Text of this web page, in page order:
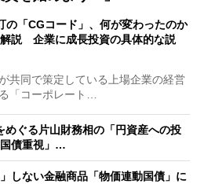
の「CGコード」、何が変わったのか
説 企業に成長投資の具体的な説
共同で策定している上場企業の経営
「コーポレート…
めぐる片山財務相の「円資産への投
債重視」…
しない金融商品「物価連動国債」に